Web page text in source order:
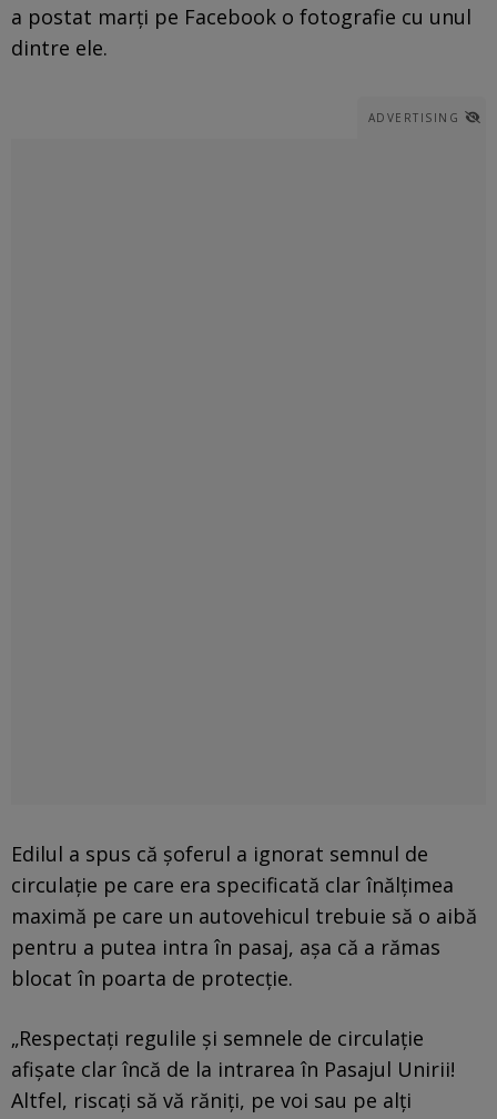
a postat marți pe Facebook o fotografie cu unul
dintre ele.
ADVERTISING
Edilul a spus că șoferul a ignorat semnul de
circulaţie pe care era specificată clar înălțimea
maximă pe care un autovehicul trebuie să o aibă
pentru a putea intra în pasaj, aşa că a rămas
blocat în poarta de protecție.
„Respectați regulile și semnele de circulație
afișate clar încă de la intrarea în Pasajul Unirii!
Altfel, riscați să vă răniți, pe voi sau pe alți